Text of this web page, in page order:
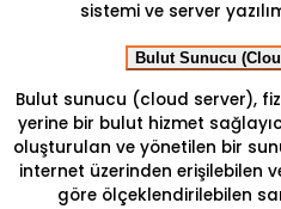
sistemi ve server
Bulut Sunucu
Bulut sunucu (cloud server),
yerine bir bulut hizmet
oluşturulan ve yönetilen bir
internet üzerinden erişilebilen
göre ölçeklendirilebilen